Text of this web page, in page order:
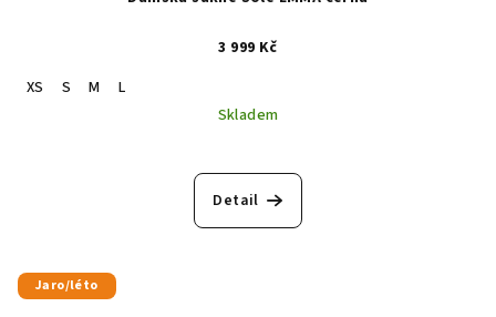
3 999 Kč
XS
S M
L
Skladem
Detail
Jaro/léto